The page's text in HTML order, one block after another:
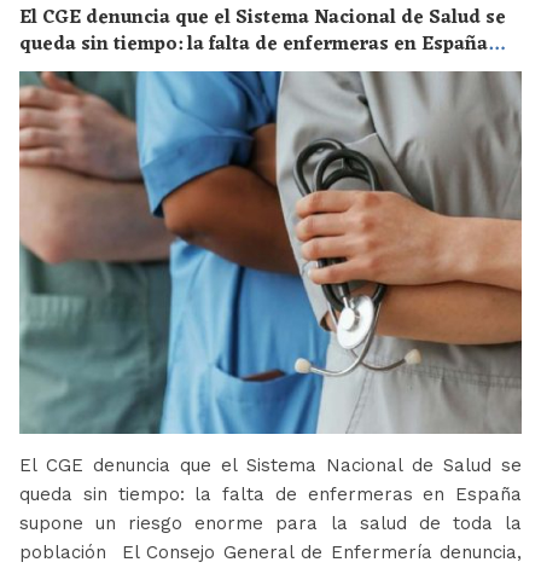
El CGE denuncia que el Sistema Nacional de Salud se
queda sin tiempo: la falta de enfermeras en España
supone un riesgo enorme para la salud de toda la
población
El CGE denuncia que el Sistema Nacional de Salud se
queda sin tiempo: la falta de enfermeras en España
supone un riesgo enorme para la salud de toda la
población El Consejo General de Enfermería denuncia,